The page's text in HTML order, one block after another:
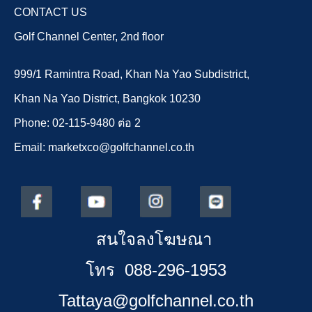
CONTACT US
Golf Channel Center, 2nd floor
999/1 Ramintra Road, Khan Na Yao Subdistrict,
Khan Na Yao District, Bangkok 10230
Phone: 02-115-9480 ต่อ 2
Email: marketxco@golfchannel.co.th
สนใจลงโฆษณา
โทร 088-296-1953
Tattaya@golfchannel.co.th